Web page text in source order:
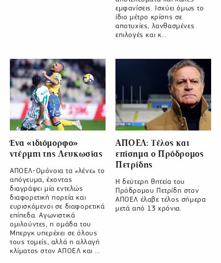
εμφανίσεις. Ισχύει όμως το
ίδιο μέτρο κρίσης σε
αποτυχίες, λανθασμένες
επιλογές και κ…
Ένα «ιδιόμορφο»
ντέρμπι της Λευκωσίας
ΑΠΟΕΛ-Ομόνοια τα «λένε» το
απόγευμα, έχοντας
διαγράψει μία εντελώς
διαφορετική πορεία και
ευρισκόμενοι σε διαφορετικά
επίπεδα. Αγωνιστικά
ομιλούντες, η ομάδα του
Μπεργκ υπερέχει σε όλους
τους τομείς, αλλά η αλλαγή
κλίματος στον ΑΠΟΕΛ και …
ΑΠΟΕΛ: Τέλος και
επίσημα ο Πρόδρομος
Πετρίδης
Η δεύτερη θητεία του
Πρόδρομου Πετρίδη στον
ΑΠΟΕΛ έλαβε τέλος σήμερα
μετά από 13 χρόνια.